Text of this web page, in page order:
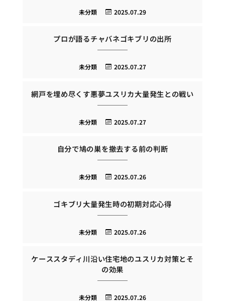
2025.07.29
未分類
プロが語るチャバネゴキブリの出所
2025.07.27
未分類
網戸を埋め尽くす悪夢ユスリカ大量発生との戦い
2025.07.27
未分類
自分で鳩の巣を撤去する前の判断
2025.07.26
未分類
ゴキブリ大量発生時の初期対応心得
2025.07.26
未分類
ケーススタディ川沿い住宅地のユスリカ対策とそ
の効果
2025.07.26
未分類